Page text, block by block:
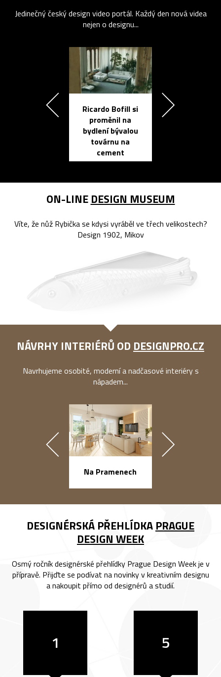
Jedinečný český design video portál. Každý den nová videa
nejen o designu...
Ricardo Bofill si
proměnil na
bydlení bývalou
továrnu na
cement
ON-LINE DESIGN MUSEUM
Víte, že nůž Rybička se kdysi vyráběl ve třech velikostech?
Design 1902, Mikov
NÁVRHY INTERIÉRŮ OD DESIGNPRO.CZ
Navrhujeme osobité, moderní a nadčasové interiéry s
nápadem...
Na Pramenech
DESIGNÉRSKÁ PŘEHLÍDKA PRAGUE
DESIGN WEEK
Osmý ročník designérské přehlídky Prague Design Week je v
přípravě. Přijďte se podívat na novinky v kreativním designu
a nakoupit přímo od designérů a studií.
1 5